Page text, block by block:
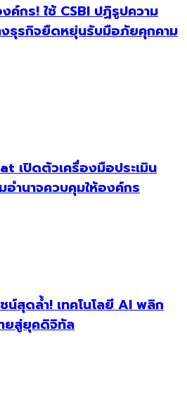
กร! ใช้ CSBI ปฏิรูปความ
ธุรกิจยืดหยุ่นรับมือภัยคุกคาม
เปิดตัวเครื่องมือประเมิน
อำนาจควบคุมให้องค์กร
น์สุดล้ำ! เทคโนโลยี AI พลิก
ยสู่ยุคดิจิทัล